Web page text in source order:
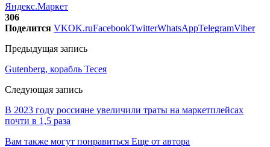
Яндекс.Маркет
306
Поделится VKOK.ruFacebookTwitterWhatsAppTelegramViber
Предыдущая запись
Gutenberg, корабль Тесея
Следующая запись
В 2023 году россияне увеличили траты на маркетплейсах
почти в 1,5 раза
Вам также могут понравиться Еще от автора